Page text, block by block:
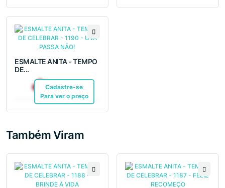
ESMALTE ANITA - TEMPO
DE...
Cadastre-se
Para ver o preço
R$ 6,99Pix
Também Viram